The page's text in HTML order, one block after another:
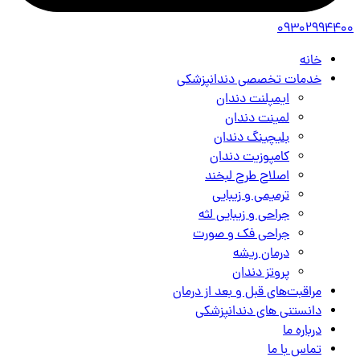
09302994400
خانه
خدمات تخصصی دندانپزشکی
ایمپلنت دندان
لمینت دندان
بلیچینگ دندان
کامپوزیت دندان
اصلاح طرح لبخند
ترمیمی و زیبایی
جراحی و زیبایی لثه
جراحی فک و صورت
درمان ریشه
پروتز دندان
مراقبت‌های قبل و بعد از درمان
دانستنی های دندانپزشکی
درباره ما
تماس با ما